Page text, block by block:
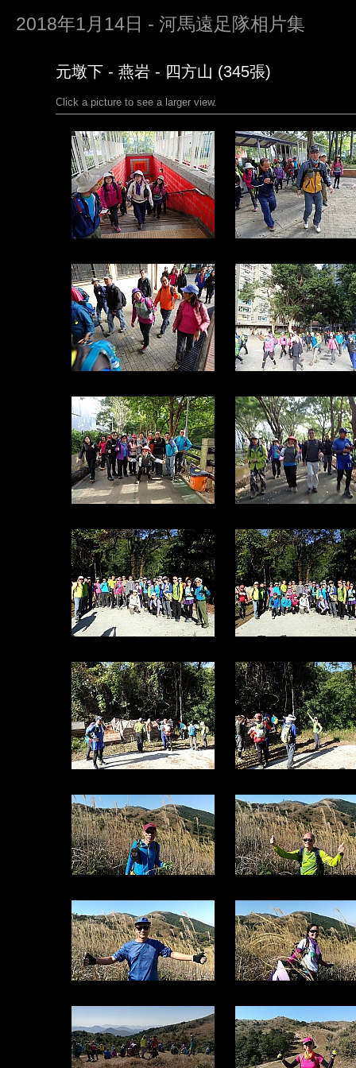
2018年1月14日 - 河馬遠足隊相片集
元墩下 - 燕岩 - 四方山 (345張)
Click a picture to see a larger view.